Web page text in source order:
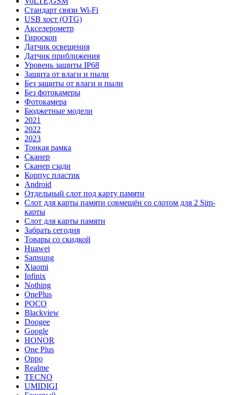
Стандарт связи Wi-Fi
USB хост (OTG)
Акселерометр
Гироскоп
Датчик освещения
Датчик приближения
Уровень защиты IP68
Защита от влаги и пыли
Без защиты от влаги и пыли
Без фотокамеры
Фотокамера
Бюджетные модели
2021
2022
2023
Тонкая рамка
Сканер
Сканер сзади
Корпус пластик
Android
Отдельный слот под карту памяти
Слот для карты памяти совмещён со слотом для 2 Sim-
карты
Слот для карты памяти
Забрать сегодня
Товары со скидкой
Huawei
Samsung
Xiaomi
Infinix
Nothing
OnePlus
POCO
Blackview
Doogee
Google
HONOR
One Plus
Oppo
Realme
TECNO
UMIDIGI